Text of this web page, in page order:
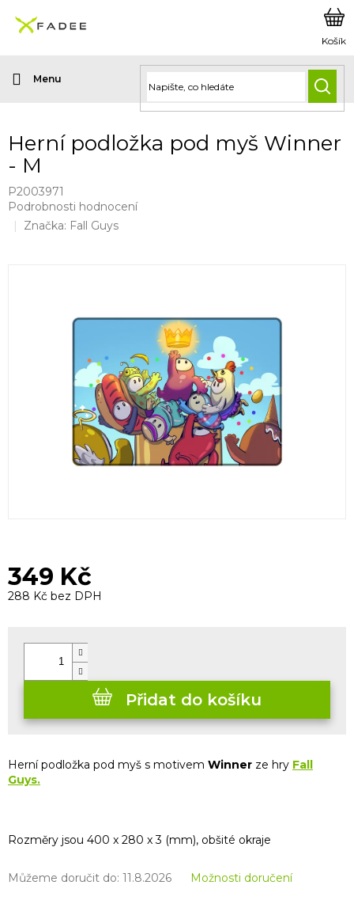
obsah
Herní podložka pod myš Winner
- M
P2003971
Průměrné
hodnocení
Podrobnosti hodnocení
Značka: Fall Guys
349 Kč
288 Kč bez DPH
Můžeme doručit do: 11.8.2026 Možnosti doručení
Přidat do košíku
Herní podložka pod myš s motivem Winner ze hry Fall
Guys.
Rozměry jsou 400 x 280 x 3 (mm), obšité okraje